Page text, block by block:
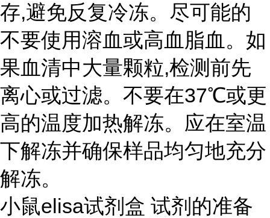
存,避免反复冷冻。尽可能的
不要使用溶血或高血脂血。如
果血清中大量颗粒,检测前先
离心或过滤。不要在37℃或更
高的温度加热解冻。应在室温
下解冻并确保样品均匀地充分
解冻。
小鼠elisa试剂盒 试剂的准备